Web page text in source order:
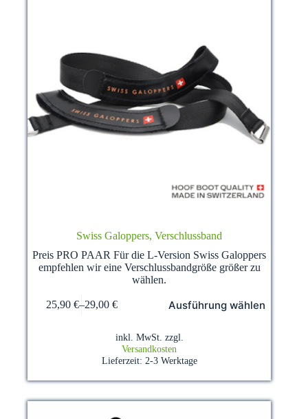
Swiss Galoppers, Verschlussband
Preis PRO PAAR Für die L-Version Swiss Galoppers
empfehlen wir eine Verschlussbandgröße größer zu
wählen.
25,90 €–29,00 € Ausführung wählen
Produkt
Optionen
inkl. MwSt. zzgl.
Versandkosten
Lieferzeit: 2-3 Werktage